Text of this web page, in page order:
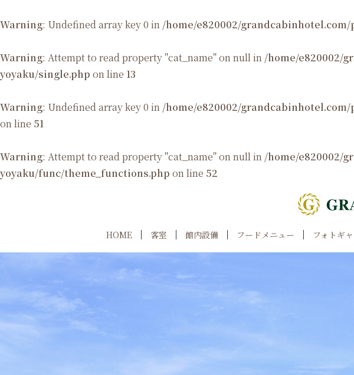
Warning: Undefined array key 0 in /home/e820002/
Warning: Attempt to read property "cat_name" on null in /home/e820002/
yoyaku/single.php on line 13
Warning: Undefined array key 0 in /home/e820002/
on line 51
Warning: Attempt to read property "cat_name" on null in /home/e820002/
yoyaku/func/theme_functions.php on line 52
HOME 客室 館内設備 フードメニュー フォトギ